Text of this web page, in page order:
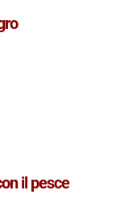
il pesce